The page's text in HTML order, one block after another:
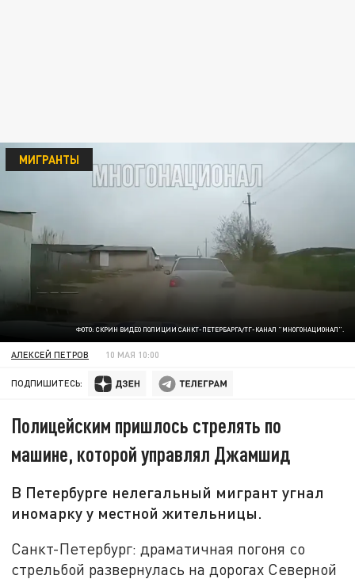
ФОТО: СКРИН ВИДЕО ПОЛИЦИИ САНКТ-ПЕТЕРБАРГА/ТГ-КАНАЛ "МНОГОНАЦИОНАЛ".
МИГРАНТЫ
АЛЕКСЕЙ ПЕТРОВ 10 МАЯ 10:00
ПОДПИШИТЕСЬ:
Полицейским пришлось стрелять по
машине, которой управлял Джамшид
В Петербурге нелегальный мигрант угнал
иномарку у местной жительницы.
Санкт-Петербург: драматичная погоня со
стрельбой развернулась на дорогах Северной